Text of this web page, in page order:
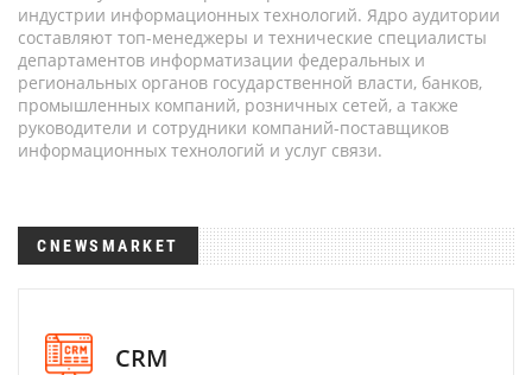
индустрии информационных технологий. Ядро аудитории
составляют топ-менеджеры и технические специалисты
департаментов информатизации федеральных и
региональных органов государственной власти, банков,
промышленных компаний, розничных сетей, а также
руководители и сотрудники компаний-поставщиков
информационных технологий и услуг связи.
CNEWSMARKET
CRM